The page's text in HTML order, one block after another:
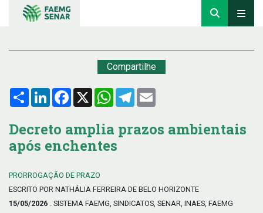
Compartilhe
Compartilhar
LinkedInFacebook
X WhatsApp
Telegram
Decreto amplia prazos ambientais
após enchentes
PRORROGAÇÃO DE PRAZO
ESCRITO POR NATHÁLIA FERREIRA DE BELO HORIZONTE
15/05/2026 . SISTEMA FAEMG, SINDICATOS, SENAR, INAES, FAEMG